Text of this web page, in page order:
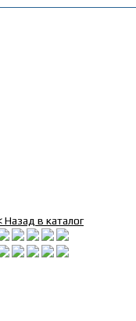
Назад в каталог